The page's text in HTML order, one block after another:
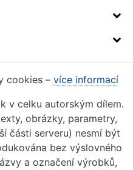
cookies – více informací
v celku autorským dílem.
obrázky, parametry,
části serveru) nesmí být
bez výslovného
a označení výrobků,